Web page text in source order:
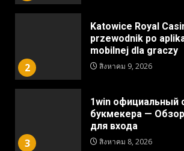
2
Katowice Royal
przewodnik po
mobilnej dla graczy
สิงหาคม 9, 2026
3
1win официальный
букмекера —
для входа
สิงหาคม 8, 2026